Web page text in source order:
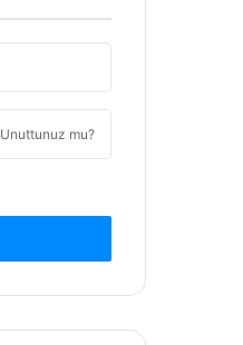
Unuttunuz mu?